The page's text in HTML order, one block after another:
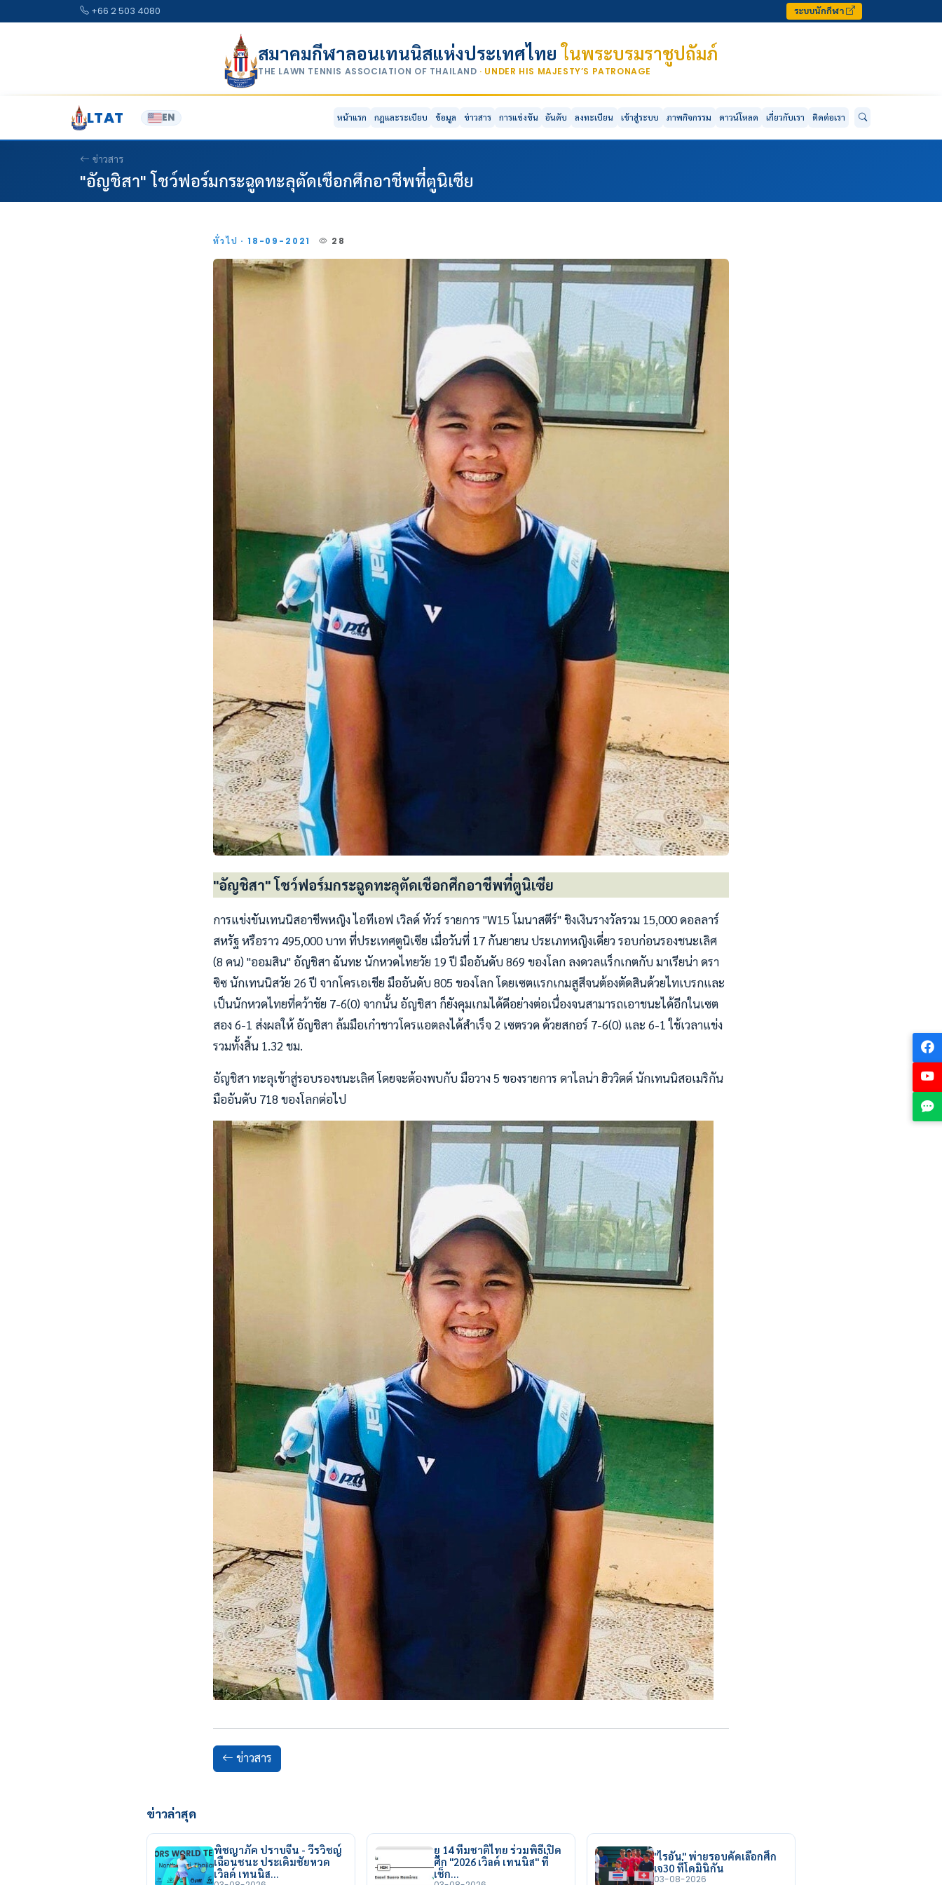
+66 2 503 4080 ระบบนักกีฬา
สมาคมกีฬาลอนเทนนิสแห่งประเทศไทยในพระบรมราชูปถัมภ์
THE LAWN TENNIS ASSOCIATION OF THAILAND · UNDER HIS MAJESTY’S PATRONAGE
LTAT EN หน้าแรก กฎและระเบียบ ข้อมูล ข่าวสาร การแข่งขัน อันดับ ลงทะเบียน เข้าสู่ระบบ ภาพกิจกรรม ดาวน์โหลด เกี่ยวกับเรา ติดต่อเรา
ข่าวสาร
"อัญชิสา" โชว์ฟอร์มกระฉูดทะลุตัดเชือกศึกอาชีพที่ตูนิเซีย
ทั่วไป · 18-09-2021 28
"อัญชิสา" โชว์ฟอร์มกระฉูดทะลุตัดเชือกศึกอาชีพที่ตูนิเซีย
การแข่งขันเทนนิสอาชีพหญิง ไอทีเอฟ เวิลด์ ทัวร์ รายการ "W15 โมนาสตีร์" ชิงเงินรางวัลรวม 15,000 ดอลลาร์
สหรัฐ หรือราว 495,000 บาท ที่ประเทศตูนิเซีย เมื่อวันที่ 17 กันยายน ประเภทหญิงเดี่ยว รอบก่อนรองชนะเลิศ
(8 คน) "ออมสิน" อัญชิสา ฉันทะ นักหวดไทยวัย 19 ปี มืออันดับ 869 ของโลก ลงดวลแร็กเกตกับ มาเรียน่า ดรา
ซิซ นักเทนนิสวัย 26 ปี จากโครเอเชีย มืออันดับ 805 ของโลก โดยเซตแรกเกมสูสีจนต้องตัดสินด้วยไทเบรกและ
เป็นนักหวดไทยที่คว้าชัย 7-6(0) จากนั้น อัญชิสา ก็ยังคุมเกมได้ดีอย่างต่อเนื่องจนสามารถเอาชนะได้อีกในเซต
สอง 6-1 ส่งผลให้ อัญชิสา ล้มมือเก๋าชาวโครแอตลงได้สำเร็จ 2 เซตรวด ด้วยสกอร์ 7-6(0) และ 6-1 ใช้เวลาแข่ง
รวมทั้งสิ้น 1.32 ชม.
อัญชิสา ทะลุเข้าสู่รอบรองชนะเลิศ โดยจะต้องพบกับ มือวาง 5 ของรายการ ดาไลน่า ฮิววิตต์ นักเทนนิสอเมริกัน
มืออันดับ 718 ของโลกต่อไป
ข่าวสาร
ข่าวล่าสุด
พิชญาภัค ปราบจีน - วีรวิชญ์
เฉือนชนะ ประเดิมชัยหวด
เวิลด์ เทนนิส…
ยู 14 ทีมชาติไทย ร่วมพิธีเปิด
ศึก "2026 เวิลด์ เทนนิส" ที่
เช็ก…
"ไรอัน" พ่ายรอบคัดเลือกศึก
เจ30 ที่โดมินิกัน
03-08-2026